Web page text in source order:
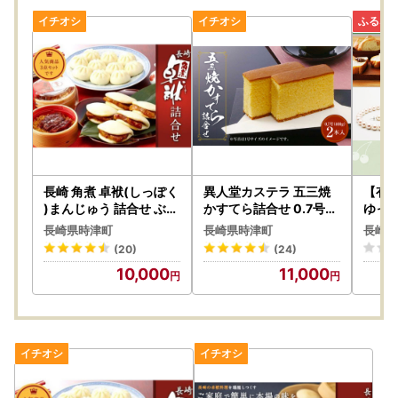
当自治体はオンラインワンストップ申請対象自治体です。
寄附後の申請など、オンラインにて対応が可能です。
複数自治体の寄附もまとめて申請ができ、変更届もオンライ
ン上で完結します。
▼▼▼自治体マイページはこちらから▼▼▼
https://mypg.jp/
長崎 角煮 卓袱(しっぽく
)まんじゅう 詰合せ ぶた
まん 御膳【FT4】
長崎県時津町
(20)
10,000
異人堂カステラ 五三焼
かすてら詰合せ 0.7号セ
ット（400g×2本）| 1
本10切れカット 五三焼
ザラメ 長崎 子供向け ス
イーツ ギフト お土産 お
取り寄せ 人気
長崎県時津町
(24)
11,000
【有
ゆっ
】長
ポイ
長崎